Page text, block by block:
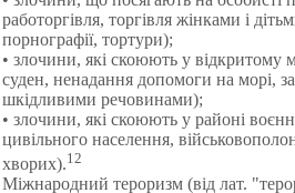
работоргівля, торгівля жінками і
порнографії, тортури);
• злочини, які скоюють у відкритому
суден, ненадання допомоги на морі,
шкідливими речовинами);
• злочини, які скоюють у районі
цивільного населення,
хворих).12
Міжнародний тероризм (від лат.